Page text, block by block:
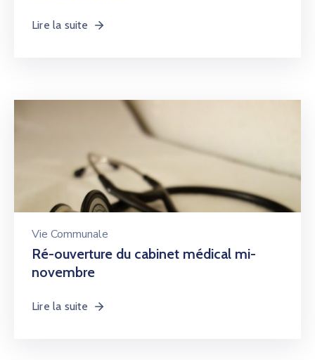
Lire la suite
Vie Communale
Ré-ouverture du cabinet médical mi-
novembre
Lire la suite